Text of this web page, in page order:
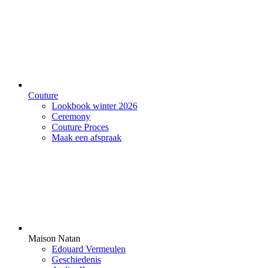
Couture
Lookbook winter 2026
Ceremony
Couture Proces
Maak een afspraak
Maison Natan
Edouard Vermeulen
Geschiedenis